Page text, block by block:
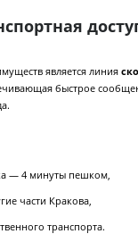
является линия
быстрое
— 4 минуты пешком,
части Кракова,
транспорта.